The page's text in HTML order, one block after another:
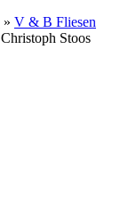
» V & B Fliesen
Christoph Stoos